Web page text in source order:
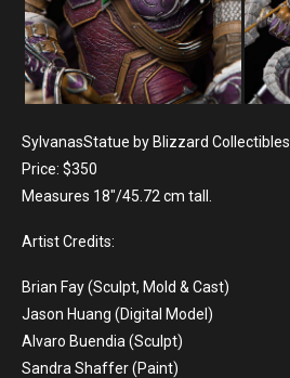
SylvanasStatue by Blizzard Collectibles
Price: $350
Measures 18″/45.72 cm tall.
Artist Credits:
Brian Fay (Sculpt, Mold & Cast)
Jason Huang (Digital Model)
Alvaro Buendia (Sculpt)
Sandra Shaffer (Paint)